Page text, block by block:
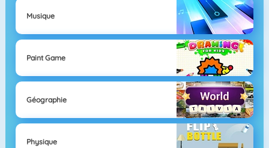
Musique
Paint Game
Géographie
Physique